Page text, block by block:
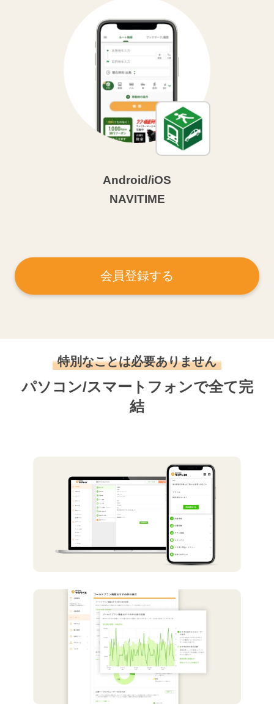
Android/iOS
NAVITIME
会員登録する
特別なことは必要ありません
パソコン/スマートフォンで全て完
結